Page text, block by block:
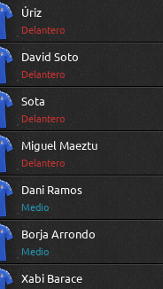
Úriz
Delantero
David Soto
Delantero
Sota
Delantero
Miguel Maeztu
Delantero
Dani Ramos
Medio
Borja Arrondo
Medio
Xabi Barace